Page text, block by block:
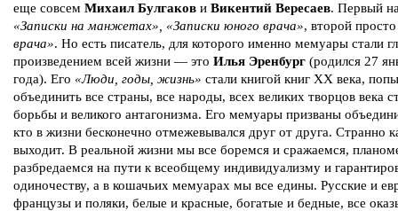
еще совсем Михаил Булгаков и Викентий Вересаев. Первый
«Записки на манжетах», «Записки юного врача», второй
врача». Но есть писатель, для которого именно мемуары стали
произведением всей жизни — это Илья Эренбург (родился 27
года). Его «Люди, годы, жизнь» стали книгой книг ХХ века,
объединить все страны, все народы, всех великих творцов века
борьбы и великого антагонизма. Его мемуары призваны
кто в жизни бесконечно отмежевывался друг от друга. Странно
выходит. В реальной жизни мы все боремся и сражаемся,
разбредаемся на пути к всеобщему индивидуализму и
одиночеству, а в кошачьих мемуарах мы все едины. Русские и
французы и поляки, белые и красные, богатые и бедные, все